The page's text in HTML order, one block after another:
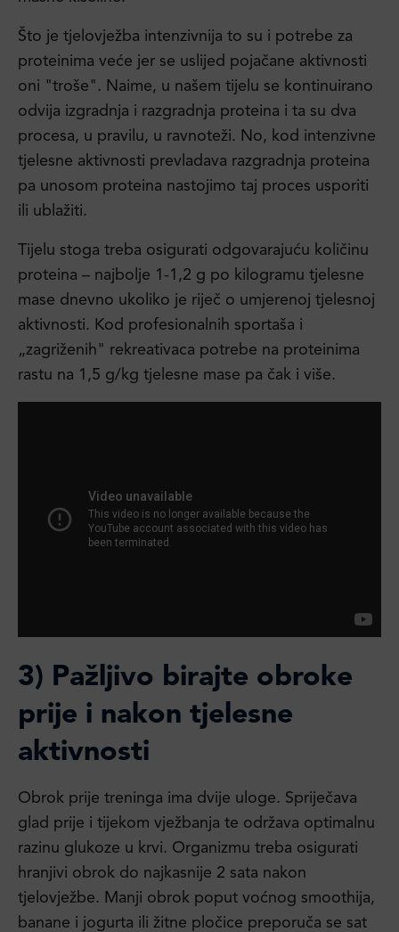
Što je tjelovježba intenzivnija to su i potrebe za
proteinima veće jer se uslijed pojačane aktivnosti
oni "troše". Naime, u našem tijelu se kontinuirano
odvija izgradnja i razgradnja proteina i ta su dva
procesa, u pravilu, u ravnoteži. No, kod intenzivne
tjelesne aktivnosti prevladava razgradnja proteina
pa unosom proteina nastojimo taj proces usporiti
ili ublažiti.
Tijelu stoga treba osigurati odgovarajuću količinu
proteina – najbolje 1-1,2 g po kilogramu tjelesne
mase dnevno ukoliko je riječ o umjerenoj tjelesnoj
aktivnosti. Kod profesionalnih sportaša i
„zagriženih" rekreativaca potrebe na proteinima
rastu na 1,5 g/kg tjelesne mase pa čak i više.
3) Pažljivo birajte obroke
prije i nakon tjelesne
aktivnosti
Obrok prije treninga ima dvije uloge. Spriječava
glad prije i tijekom vježbanja te održava optimalnu
razinu glukoze u krvi. Organizmu treba osigurati
hranjivi obrok do najkasnije 2 sata nakon
tjelovježbe. Manji obrok poput voćnog smoothija,
banane i jogurta ili žitne pločice preporuča se sat